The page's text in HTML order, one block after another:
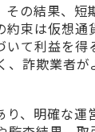
の結果、
束は仮想
て利益を
詐欺業者が
、明確な